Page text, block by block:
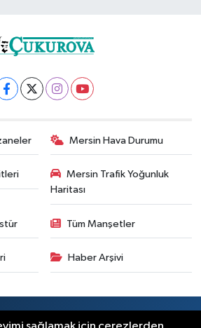
Mersin Hava Durumu
Mersin Trafik Yoğunluk
Haritası
Tüm Manşetler
Haber Arşivi
Copyright © 2025. Her hakkı saklıdır.